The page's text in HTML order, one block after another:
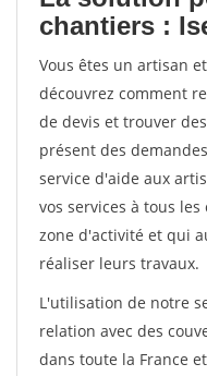
chantiers :
Vous êtes un artisan
découvrez comment
de devis et trouver
présent des
service d'aide aux
vos services à tous
zone d'activité et qui
réaliser leurs travaux.
L'utilisation de notre
relation avec des
dans toute la France